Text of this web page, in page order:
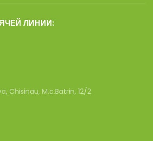
ЛИНИИ:
Chisinau, M.c.Batrin, 12/2